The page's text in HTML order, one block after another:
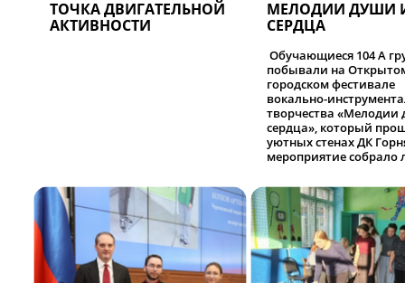
ТОЧКА ДВИГАТЕЛЬНОЙ
АКТИВНОСТИ
МЕЛОДИИ ДУШИ
СЕРДЦА
Обучающиеся 104 А
побывали на
городском фестивале
вокально-
творчества «Мелодии
сердца», который
уютных стенах ДК
мероприятие собрало
Иркутской области
(гг.Черемхово, Ангарск,
Свирск, р.п.Кутулик,
п.Белореченский).